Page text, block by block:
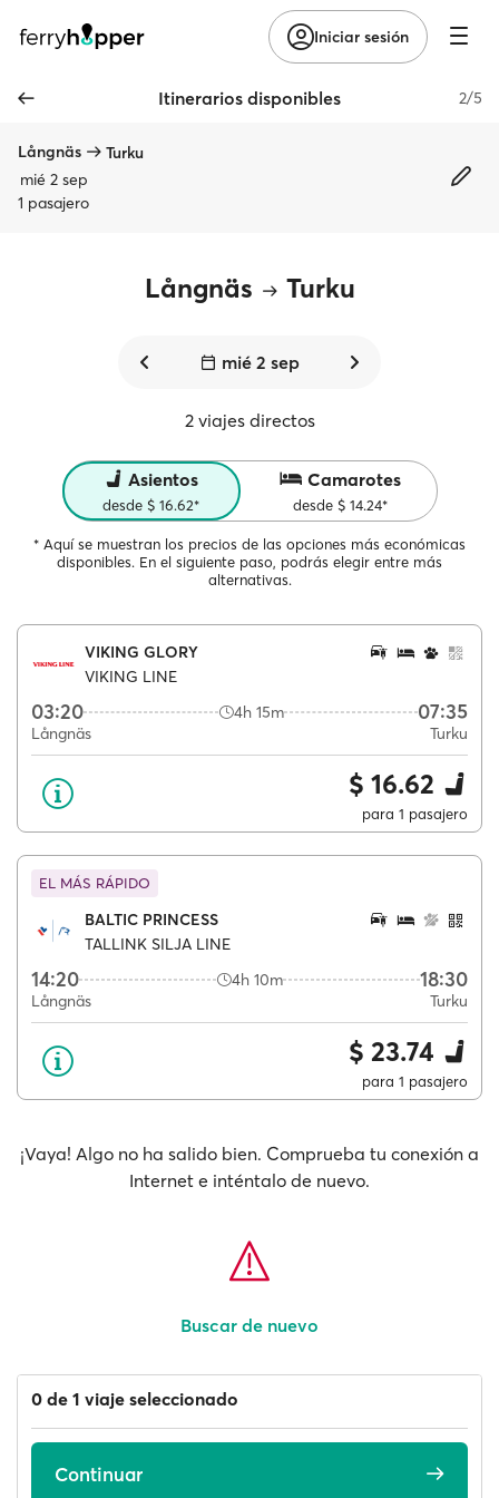
Iniciar sesión
Itinerarios disponibles 2/5
Långnäs
Turku
mié 2 sep
1 pasajero
Långnäs Turku
mié 2 sep
2 viajes directos
Asientos
desde $ 16.62*
Camarotes
desde $ 14.24*
* Aquí se muestran los precios de las opciones más económicas
disponibles. En el siguiente paso, podrás elegir entre más
alternativas.
VIKING GLORY
VIKING LINE
03:20 4h 15m 07:35
Långnäs Turku
$ 16.62
para 1 pasajero
EL MÁS RÁPIDO
BALTIC PRINCESS
TALLINK SILJA LINE
14:20 4h 10m 18:30
Långnäs Turku
$ 23.74
para 1 pasajero
¡Vaya! Algo no ha salido bien. Comprueba tu conexión a
Internet e inténtalo de nuevo.
Buscar de nuevo
0 de 1 viaje seleccionado
Continuar